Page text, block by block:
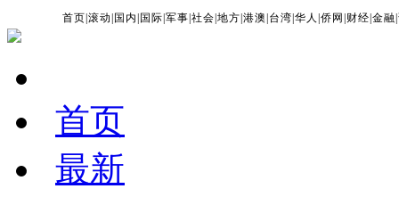
首页 |滚动 国内 国际 |军事 |社会 |地方 |港澳 台湾 |华人 |侨网 财经 |金融 |
首页
最新